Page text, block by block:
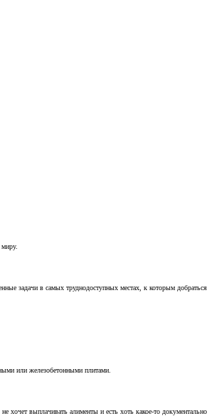
задачи в самых труднодоступных местах, к которым
или железобетонными плитами.
выплачивать алименты и есть хоть какое-то